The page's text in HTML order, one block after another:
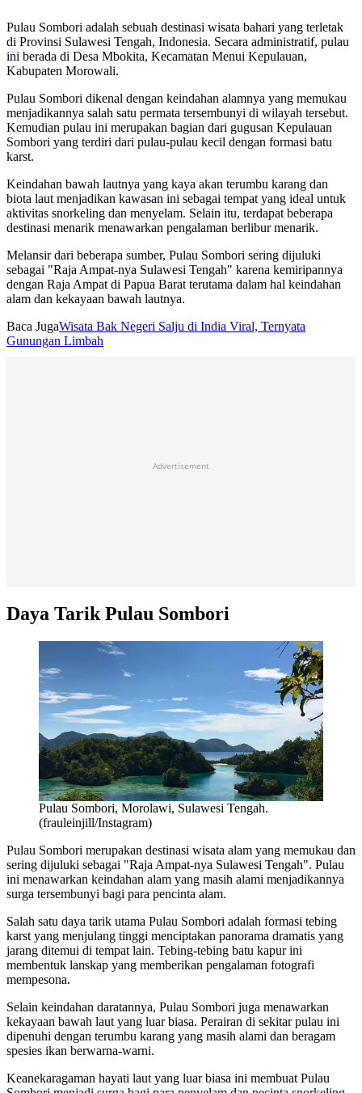
Pulau Sombori adalah sebuah destinasi wisata bahari yang terletak
di Provinsi Sulawesi Tengah, Indonesia. Secara administratif, pulau
ini berada di Desa Mbokita, Kecamatan Menui Kepulauan,
Kabupaten Morowali.
Pulau Sombori dikenal dengan keindahan alamnya yang memukau
menjadikannya salah satu permata tersembunyi di wilayah tersebut.
Kemudian pulau ini merupakan bagian dari gugusan Kepulauan
Sombori yang terdiri dari pulau-pulau kecil dengan formasi batu
karst.
Keindahan bawah lautnya yang kaya akan terumbu karang dan
biota laut menjadikan kawasan ini sebagai tempat yang ideal untuk
aktivitas snorkeling dan menyelam. Selain itu, terdapat beberapa
destinasi menarik menawarkan pengalaman berlibur menarik.
Melansir dari beberapa sumber, Pulau Sombori sering dijuluki
sebagai "Raja Ampat-nya Sulawesi Tengah" karena kemiripannya
dengan Raja Ampat di Papua Barat terutama dalam hal keindahan
alam dan kekayaan bawah lautnya.
Baca JugaWisata Bak Negeri Salju di India Viral, Ternyata
Gunungan Limbah
Advertisement
Daya Tarik Pulau Sombori
Pulau Sombori, Morolawi, Sulawesi Tengah.
(frauleinjill/Instagram)
​Pulau Sombori merupakan destinasi wisata alam yang memukau dan
sering dijuluki sebagai "Raja Ampat-nya Sulawesi Tengah". Pulau
ini menawarkan keindahan alam yang masih alami menjadikannya
surga tersembunyi bagi para pencinta alam.
Salah satu daya tarik utama Pulau Sombori adalah formasi tebing
karst yang menjulang tinggi menciptakan panorama dramatis yang
jarang ditemui di tempat lain. Tebing-tebing batu kapur ini
membentuk lanskap yang memberikan pengalaman fotografi
mempesona.
Selain keindahan daratannya, Pulau Sombori juga menawarkan
kekayaan bawah laut yang luar biasa. Perairan di sekitar pulau ini
dipenuhi dengan terumbu karang yang masih alami dan beragam
spesies ikan berwarna-warni.
Keanekaragaman hayati laut yang luar biasa ini membuat Pulau